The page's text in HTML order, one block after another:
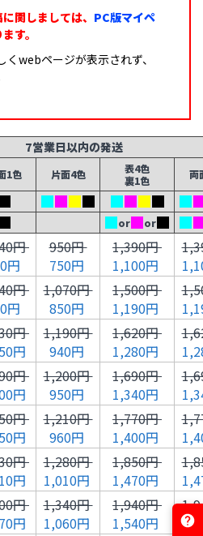
関しましては、 PC版マイペ
す。
webページが表示されず、
7営業日以内の発送
1色 片面4色
表4色
裏1色
両
or or
円
円
950円
750円
1,390円
1,100円
円
円
1,070円
850円
1,500円
1,190円
円
円
1,190円
940円
1,620円
1,280円
円
円
1,200円
950円
1,690円
1,340円
円
円
1,210円
960円
1,770円
1,400円
円
円
1,280円
1,010円
1,850円
1,470円
円
円
1,340円
1,060円
1,940円
1,540円